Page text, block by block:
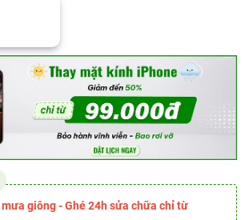
giông - Ghé 24h sửa chữa chỉ từ